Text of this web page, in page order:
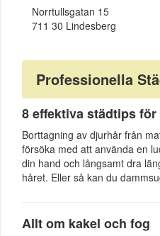
Norrtullsgatan 15
711 30 Lindesberg
Professionella
8 effektiva städtips för
Borttagning av djurhår från
försöka med att använda en
din hand och långsamt dra
håret. Eller så kan du
Allt om kakel och fog